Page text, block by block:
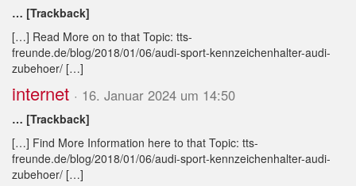
… [Trackback]
[…] Read More on to that Topic: tts-
freunde.de/blog/2018/01/06/audi-sport-kennzeichenhalter-audi-
zubehoer/ […]
internet · 16. Januar 2024 um 14:50
… [Trackback]
[…] Find More Information here to that Topic: tts-
freunde.de/blog/2018/01/06/audi-sport-kennzeichenhalter-audi-
zubehoer/ […]